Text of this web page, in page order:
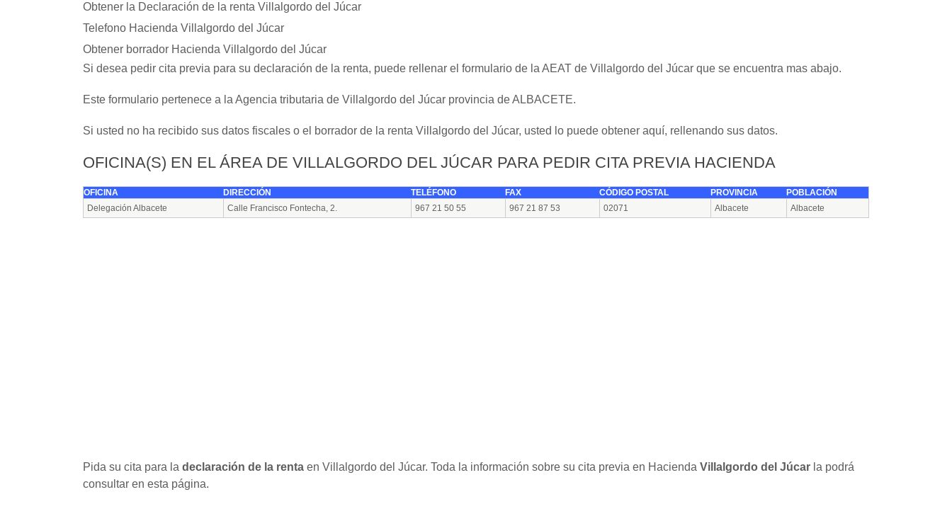
Obtener la Declaración de la renta Villalgordo del Júcar
Telefono Hacienda Villalgordo del Júcar
Obtener borrador Hacienda Villalgordo del Júcar
Si desea pedir cita previa para su declaración de la renta, puede rellenar el formulario de la AEAT de Villalgordo del Júcar que se encuentra mas abajo.
Este formulario pertenece a la Agencia tributaria de Villalgordo del Júcar provincia de ALBACETE.
Si usted no ha recibido sus datos fiscales o el borrador de la renta Villalgordo del Júcar, usted lo puede obtener aquí, rellenando sus datos.
OFICINA(S) EN EL ÁREA DE VILLALGORDO DEL JÚCAR PARA PEDIR CITA PREVIA HACIENDA
OFICINA DIRECCIÓN TELÉFONO FAX CÓDIGO POSTAL PROVINCIA
POBLACIÓN
Delegación Albacete
Calle Francisco Fontecha, 2. 967 21 50 55 967 21 87 53 02071 Albacete Albacete
Pida su cita para la declaración de la renta en Villalgordo del Júcar. Toda la información sobre su cita previa en Hacienda Villalgordo del Júcar la podrá
consultar en esta página.